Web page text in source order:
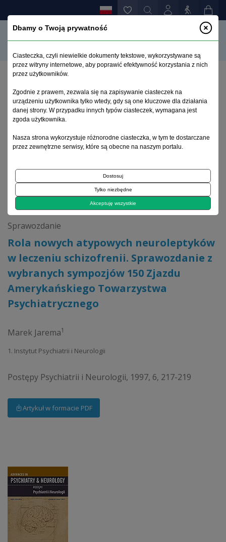
Rola nowych atypowych neuroleptyków w leczeniu
schizofrenii. Sprawozdanie z wybranych sympozjów
150 Zjazdu Amerykańskiego Towarzystwa
Psychiatrycznego
1997, tom 6, zeszyt 2
Sprawozdanie
Rola nowych atypowych neuroleptyków
w leczeniu schizofrenii. Sprawozdanie z
wybranych sympozjów 150 Zjazdu
Amerykańskiego Towarzystwa
Psychiatrycznego
Marek Jarema1
1. Instytut Psychiatrii i Neurologii
Postępy Psychiatrii i Neurologii, 1997, 6, 217-219
Artykuł w formacie PDF
Dbamy o Twoją prywatność
Ciasteczka, czyli niewielkie dokumenty tekstowe, wykorzystywane są
przez witryny internetowe, aby poprawić efektywność korzystania z nich
przez użytkowników.
Zgodnie z prawem, zezwala się na zapisywanie ciasteczek na
urządzeniu użytkownika tylko wtedy, gdy są one kluczowe dla działania
danej strony. W przypadku innych typów ciasteczek, wymagana jest
zgoda użytkownika.
Nasza strona wykorzystuje różnorodne ciasteczka, w tym te dostarczane
przez zewnętrzne serwisy, które są obecne na naszym portalu.
Dostosuj
Tylko niezbędne
Akceptuję wszystkie